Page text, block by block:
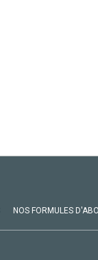
NOS FORMULES